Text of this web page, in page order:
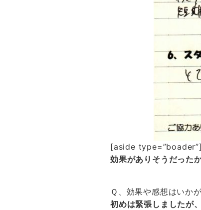
[aside type=”boader”]
効果がありそうだったか
Ｑ、効果や感想はいか
初めは緊張しましたが